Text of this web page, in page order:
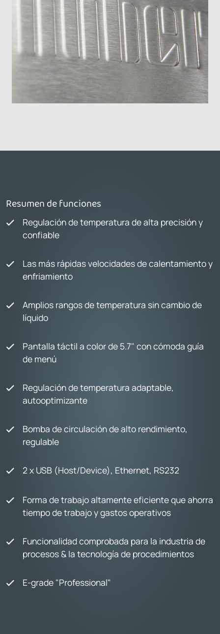
Resumen de funciones
Regulación de temperatura de alta precisión y
confiable
Las más rápidas velocidades de calentamiento y
enfriamiento
Amplios rangos de temperatura sin cambio de
líquido
Pantalla táctil a color de 5.7" con cómoda guía
de menú
Regulación de temperatura adaptable,
autooptimizante
Bomba de circulación de alto rendimiento,
regulable
2 x USB (Host/Device), Ethernet, RS232
Forma de trabajo altamente eficiente que ahorra
tiempo de trabajo y gastos operativos
Funcionalidad comprobada para la industria de
procesos & la tecnología de procedimientos
E-grade "Professional"